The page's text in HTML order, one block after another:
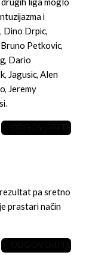
drugih liga moglo
i
Dino Drpic,
Bruno Petkovic,
Dario
Jagusic, Alen
Jeremy
rezultat pa sretno
prastari način